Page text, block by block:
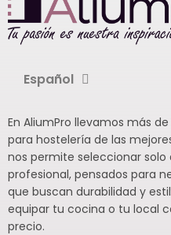
Español
En AliumPro llevamos más
para hostelería de las
nos permite seleccionar
profesional, pensados para
que buscan durabilidad y
equipar tu cocina o tu local
precio.